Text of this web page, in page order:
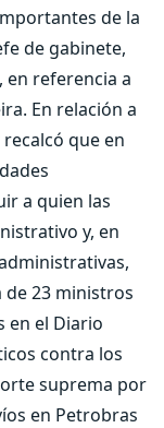
de la
de gabinete,
referencia a
En relación a
que en
a quien las
y, en
23 ministros
en el Diario
contra los
suprema por
en Petrobras